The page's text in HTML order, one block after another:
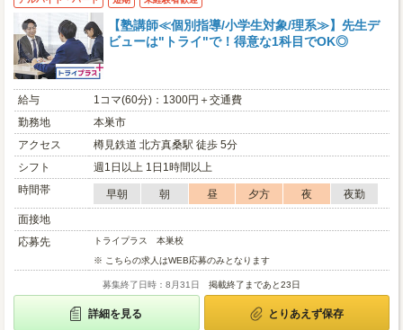
【塾講師≪個別指導/小学生対象/理系≫】先生デ
ビューは"トライ"で！得意な1科目でOK◎
給与
1コマ(60分)：1300円＋交通費
勤務地
本巣市
アクセス
樽見鉄道 北方真桑駅 徒歩 5分
シフト
週1日以上 1日1時間以上
時間帯
早朝 朝 昼 夕方 夜
夜勤
面接地
応募先
トライプラス 本巣校
※ こちらの求人はWEB応募のみとなります
募集終了日時：8月31日 掲載終了まであと23日
詳細を見る とりあえず保存